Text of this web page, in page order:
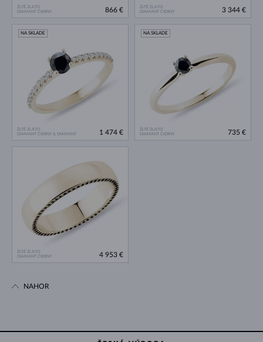
ŽLTÉ ZLATO
DIAMANT ČIERNY
866 €
ŽLTÉ ZLATO
DIAMANT ČIERNY
3 344 €
ŽLTÉ ZLATO
DIAMANT ČIERNY & DIAMANT
NA SKLADE
1 474 €
ŽLTÉ ZLATO
DIAMANT ČIERNY
NA SKLADE
735 €
ŽLTÉ ZLATO
DIAMANT ČIERNY
4 953 €
NAHOR